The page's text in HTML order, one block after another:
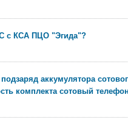
с КСА ПЦО "Эгида"?
аккумулятора
комплекта сотовый